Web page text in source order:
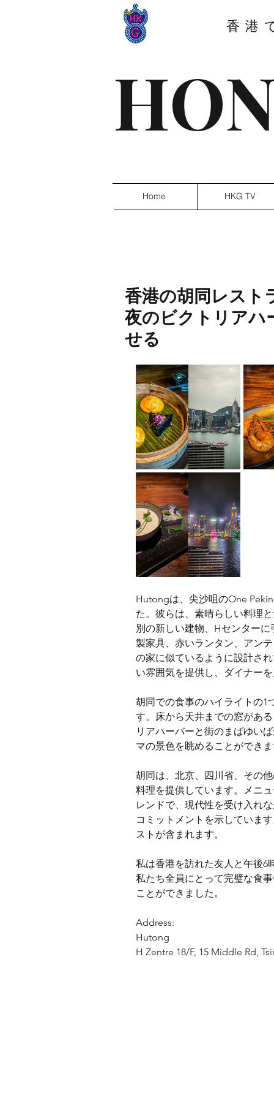
香港
Home HKG TV
香港の胡同レスト
夜のビクトリアハ
せる
Hutongは、尖沙咀のOne
た。彼らは、素晴らしい料理
別の新しい建物、Hセンター
製家具、赤いランタン、アン
の家に似ているように設計さ
い雰囲気を提供し、ダイナー
胡同での食事のハイライトの1
す。床から天井までの窓があ
リアハーバーと街のまばゆい
マの景色を眺めることができ
胡同は、北京、四川省、その
料理を提供しています。メニ
レンドで、現代性を受け入れ
コミットメントを示していま
ストが含まれます。
私は香港を訪れた友人と午後6
私たち全員にとって完璧な食
ことができました。
Address:
Hutong
H Zentre 18/F, 15 Middle Rd,